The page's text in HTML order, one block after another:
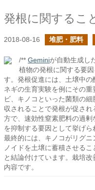
発根に関するこ
2018-08-16 堆肥・肥料
/** Geminiが自動生成し
植物の発根に関する要
す。発根促進には、土壌中の
ネギの生育実験を例にその
ビ、キノコといった菌類の
収されることで発根が促さ
方で、速効性窒素肥料の過
を抑制する要因として挙げら
最終的には、キノコがリグ
ノイドを土壌に蓄積させる
と結論付けています。栽培
内容です。